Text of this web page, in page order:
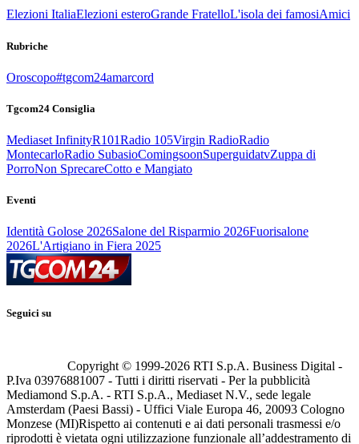
Elezioni ItaliaElezioni esteroGrande FratelloL'isola dei famosiAmici
Rubriche
Oroscopo#tgcom24amarcord
Tgcom24 Consiglia
Mediaset InfinityR101Radio 105Virgin RadioRadio
MontecarloRadio SubasioComingsoonSuperguidatvZuppa di
PorroNon SprecareCotto e Mangiato
Eventi
Identità Golose 2026Salone del Risparmio 2026Fuorisalone
2026L'Artigiano in Fiera 2025
Seguici su
Copyright © 1999-2026 RTI S.p.A. Business Digital -
P.Iva 03976881007 - Tutti i diritti riservati - Per la pubblicità
Mediamond S.p.A. - RTI S.p.A., Mediaset N.V., sede legale
Amsterdam (Paesi Bassi) - Uffici Viale Europa 46, 20093 Cologno
Monzese (MI)Rispetto ai contenuti e ai dati personali trasmessi e/o
riprodotti è vietata ogni utilizzazione funzionale all’addestramento di